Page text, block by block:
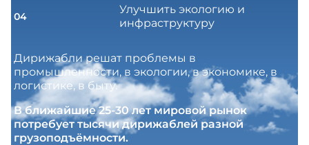
04
Улучшить экологию и
инфраструктуру
Дирижабли решат проблемы в
промышленности, в экологии, в экономике, в
логистике, в быту.
В ближайшие 25-30 лет мировой рынок
потребует тысячи дирижаблей разной
грузоподъёмности.